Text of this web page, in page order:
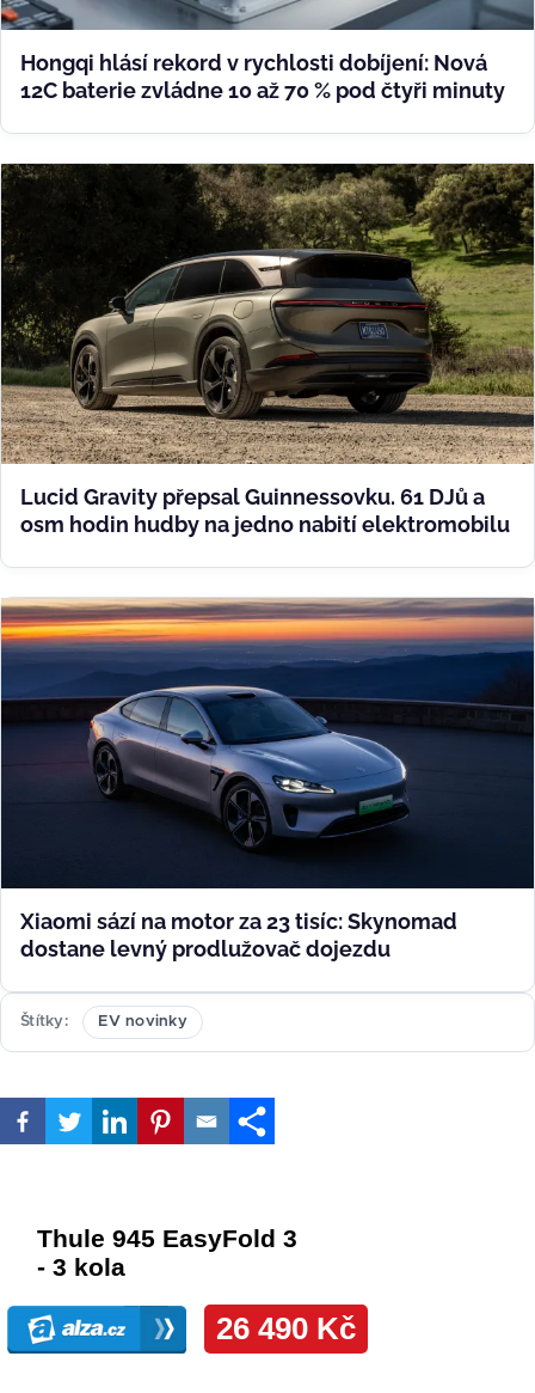
Hongqi hlásí rekord v rychlosti dobíjení: Nová
12C baterie zvládne 10 až 70 % pod čtyři minuty
Lucid Gravity přepsal Guinnessovku. 61 DJů a
osm hodin hudby na jedno nabití elektromobilu
Xiaomi sází na motor za 23 tisíc: Skynomad
dostane levný prodlužovač dojezdu
Štítky EV novinky